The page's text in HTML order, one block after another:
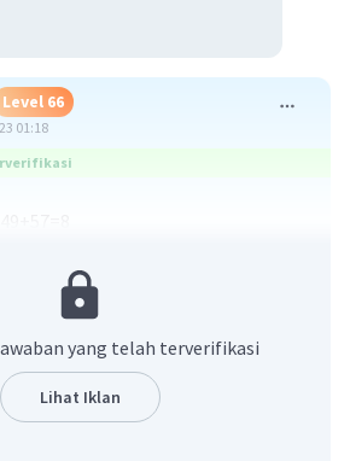
Level 66
01:18
Level 66
01:18
yang telah terverifikasi
Lihat Iklan